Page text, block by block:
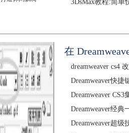
3DsMax教程:简单
在
dreamweaver cs4
Dreamweaver快捷
Dreamweaver
Dreamweaver经典
Dreamweaver超级